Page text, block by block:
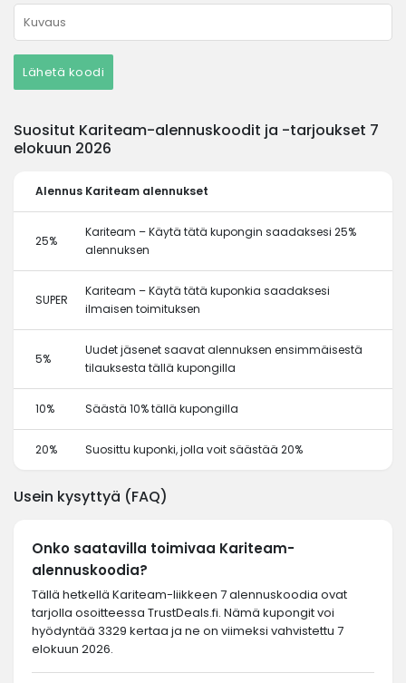
Lähetä koodi
Suositut Kariteam-alennuskoodit ja -tarjoukset 7
elokuun 2026
Alennus Kariteam alennukset
25%
Kariteam – Käytä tätä kupongin saadaksesi 25%
alennuksen
SUPER
Kariteam – Käytä tätä kuponkia saadaksesi
ilmaisen toimituksen
5%
Uudet jäsenet saavat alennuksen ensimmäisestä
tilauksesta tällä kupongilla
10% Säästä 10% tällä kupongilla
20% Suosittu kuponki, jolla voit säästää 20%
Usein kysyttyä (FAQ)
Onko saatavilla toimivaa Kariteam-
alennuskoodia?
Tällä hetkellä Kariteam-liikkeen 7 alennuskoodia ovat
tarjolla osoitteessa TrustDeals.fi. Nämä kupongit voi
hyödyntää 3329 kertaa ja ne on viimeksi vahvistettu 7
elokuun 2026.